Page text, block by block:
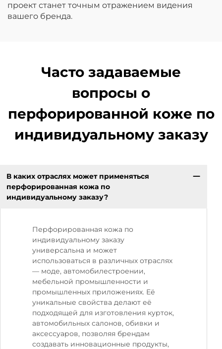
проект станет точным отражением видения
вашего бренда.
Часто задаваемые
вопросы о
перфорированной коже по
индивидуальному заказу
В каких отраслях может применяться
перфорированная кожа по
индивидуальному заказу?
Перфорированная кожа по
индивидуальному заказу
универсальна и может
использоваться в различных отраслях
— моде, автомобилестроении,
мебельной промышленности и
промышленных приложениях. Её
уникальные свойства делают её
подходящей для изготовления курток,
автомобильных салонов, обивки и
аксессуаров, позволяя брендам
создавать инновационные продукты,